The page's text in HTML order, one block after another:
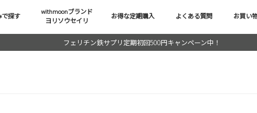
で探す
withmoonブランド
ヨリソウセイリ
お得な定期購入 よくある質問 お買い
フェリチン鉄サプリ定期初回500円キャンペーン中！